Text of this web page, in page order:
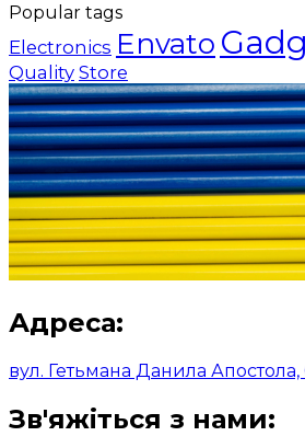
Popular tags
Electronics Envato
Quality Store
Адреса:
вул. Гетьмана Данила Апостола,
Зв'яжіться з нами: